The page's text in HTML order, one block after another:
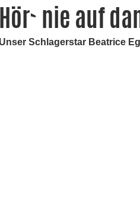
Hör` nie auf
Unser Schlagerstar Beatrice